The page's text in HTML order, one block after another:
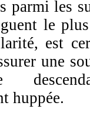
parmi les
le
est
une
huppée.